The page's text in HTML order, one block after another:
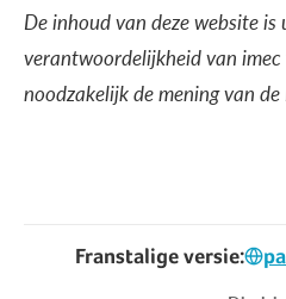
De inhoud van deze website
verantwoordelijkheid van
noodzakelijk de mening van de
Franstalige versie: